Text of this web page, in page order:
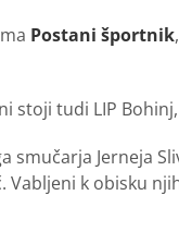
Postani športnik
stoji tudi LIP
smučarja Jerneja
Vabljeni k obisku